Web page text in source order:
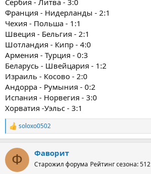
Франция - Нидерланды - 2:1
Чехия - Польша - 1:1
Швеция - Бельгия - 2:1
Шотландия - Кипр - 4:0
Армения - Турция - 0:3
Беларусь - Швейцария - 1:2
Израиль - Косово - 2:0
Андорра - Румыния - 0:2
Испания - Норвегия - 3:0
Хорватия -Уэльс - 3:1
Р
е
к
ц
и
soloxo0502
Ф Фаворит
Старожил форума Рейтинг сезона: 512